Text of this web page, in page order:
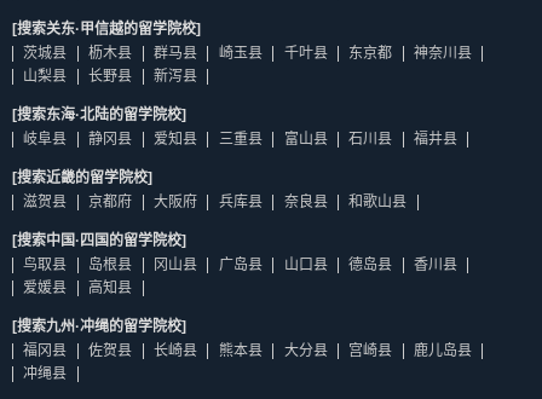
[搜索关东·甲信越的留学院校]
茨城县
枥木县 群马县 崎玉县 千叶县 东京都
神奈川县
山梨县
长野县 新泻县
[搜索东海·北陆的留学院校]
岐阜县
静冈县 爱知县 三重县 富山县 石川县 福井县
[搜索近畿的留学院校]
滋贺县
京都府 大阪府 兵库县 奈良县 和歌山县
[搜索中国·四国的留学院校]
鸟取县
岛根县 冈山县 广岛县 山口县 德岛县
香川县
爱媛县
高知县
[搜索九州·冲绳的留学院校]
福冈县
佐贺县 长崎县 熊本县 大分县 宫崎县
鹿儿岛县
冲绳县